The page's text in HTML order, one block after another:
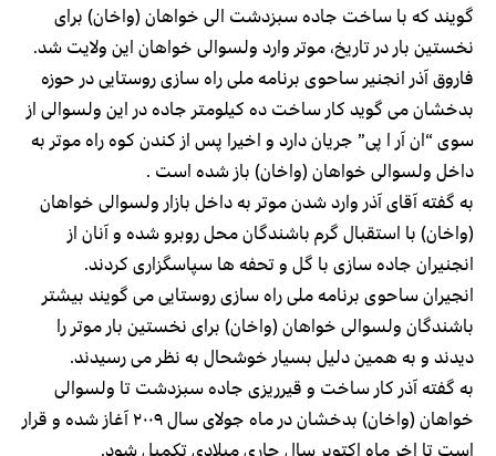
گویند که با ساخت جاده سبزدشت الی خواهان (واخان) برای
نخستین بار در تاریخ، موتر وارد ولسوالی خواهان این ولایت شد.
فاروق آذر انجنیر ساحوی برنامه ملی راه سازی روستایی در حوزه
بدخشان می گوید کار ساخت ده کیلومتر جاده در این ولسوالی از
سوی “ان آر ا پی” جریان دارد و اخیرا پس از کندن کوه راه موتر به
داخل ولسوالی خواهان (واخان) باز شده است .
به گفته آقای آذر وارد شدن موتر به داخل بازار ولسوالی خواهان
(واخان) با استقبال گرم باشندگان محل روبرو شده و آنان از
انجنیران جاده سازی با گل و تحفه ها سپاسگزاری کردند.
انجیران ساحوی برنامه ملی راه سازی روستایی می گویند بیشتر
باشندگان ولسوالی خواهان (واخان) برای نخستین بار موتر را
دیدند و به همین دلیل بسیار خوشحال به نظر می رسیدند.
به گفته آذر کار ساخت و قیرریزی جاده سبزدشت تا ولسوالی
خواهان (واخان) بدخشان در ماه جولای سال ۲۰۰۹ آغاز شده و قرار